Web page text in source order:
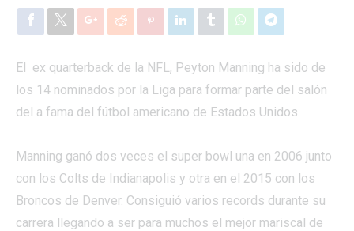
El ex quarterback de la NFL, Peyton Manning ha sido de
los 14 nominados por la Liga para formar parte del salón
del a fama del fútbol americano de Estados Unidos.
Manning ganó dos veces el super bowl una en 2006 junto
con los Colts de Indianapolis y otra en el 2015 con los
Broncos de Denver. Consiguió varios records durante su
carrera llegando a ser para muchos el mejor mariscal de